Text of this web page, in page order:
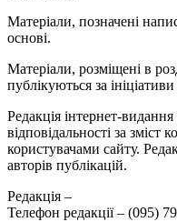
Матеріали, позначені
основі.
Матеріали, розміщені в
публікуються за
Редакція інтернет-
відповідальності за зміст
користувачами сайту.
авторів публікацій.
Редакція –
Телефон редакції – (095)